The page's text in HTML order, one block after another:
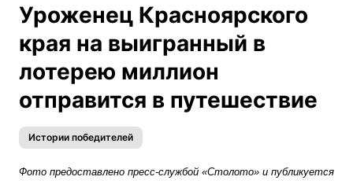
Уроженец Красноярского
края на выигранный в
лотерею миллион
отправится в путешествие
Истории победителей
Фото предоставлено пресс-службой «Столото» и публикуется